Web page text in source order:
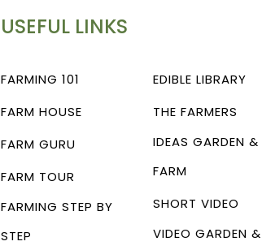
USEFUL LINKS
FARMING 101
FARM HOUSE
FARM GURU
FARM TOUR
FARMING STEP BY
STEP
EDIBLE LIBRARY
THE FARMERS
IDEAS GARDEN &
FARM
SHORT VIDEO
VIDEO GARDEN &